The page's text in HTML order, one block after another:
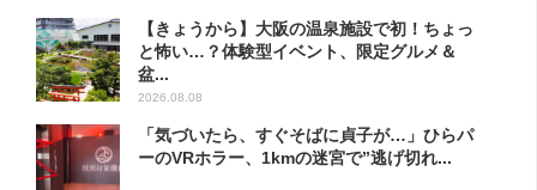
【きょうから】大阪の温泉施設で初！ちょっ
と怖い…？体験型イベント、限定グルメ＆
盆...
2026.08.08
「気づいたら、すぐそばに貞子が…」ひらパ
ーのVRホラー、1kmの迷宮で”逃げ切れ...